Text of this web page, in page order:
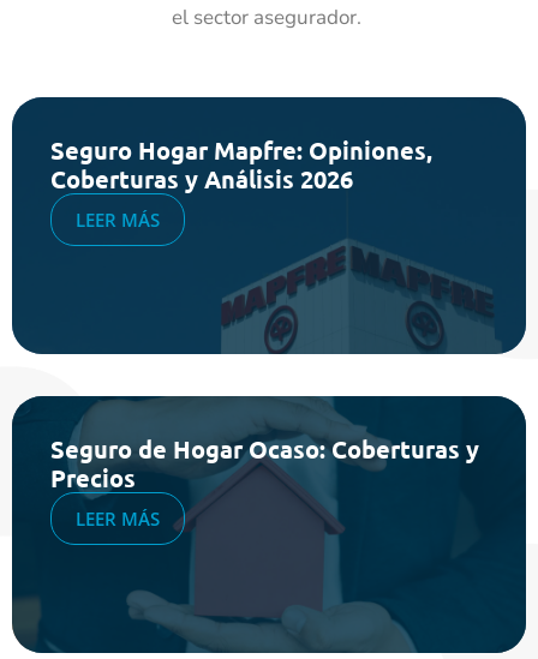
el sector asegurador.
Seguro Hogar Mapfre: Opiniones,
Coberturas y Análisis 2026
LEER MÁS
Seguro de Hogar Ocaso: Coberturas y
Precios
LEER MÁS